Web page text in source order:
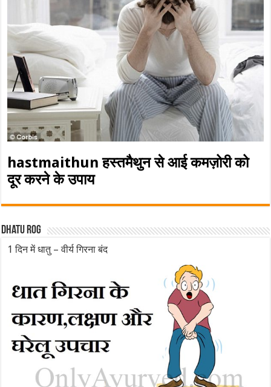
hastmaithun हस्तमैथुन से आई कमज़ोरी को
दूर करने के उपाय
Dhatu rog
1 दिन में धातु – वीर्य गिरना बंद